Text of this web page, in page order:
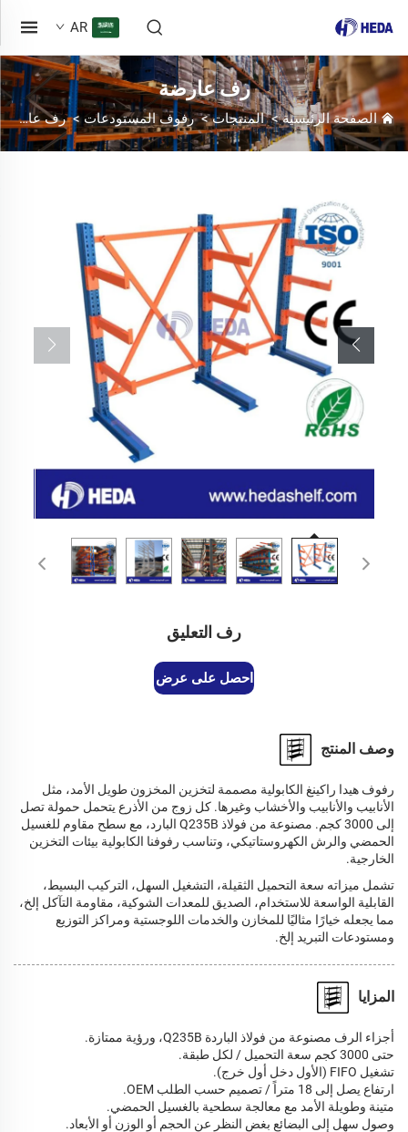
AR
رف عارضة
الصفحة الرئيسية>المنتجات>رفوف المستودعات >رف عارضة
رف التعليق
احصل على عرض أسعار
وصف المنتج
رفوف هيدا راكينغ الكابولية مصممة لتخزين المخزون طويل الأمد، مثل
الأنابيب والأنابيب والأخشاب وغيرها. كل زوج من الأذرع يتحمل حمولة تصل
إلى 3000 كجم. مصنوعة من فولاذ Q235B البارد، مع سطح مقاوم للغسيل
الحمضي والرش الكهروستاتيكي، وتناسب رفوفنا الكابولية بيئات التخزين
الخارجية.
تشمل ميزاته سعة التحميل الثقيلة، التشغيل السهل، التركيب البسيط،
القابلية الواسعة للاستخدام، الصديق للمعدات الشوكية، مقاومة التآكل إلخ،
مما يجعله خيارًا مثاليًا للمخازن والخدمات اللوجستية ومراكز التوزيع
ومستودعات التبريد إلخ.
المزايا
أجزاء الرف مصنوعة من فولاذ الباردة Q235B، ورؤية ممتازة.
حتى 3000 كجم سعة التحميل / لكل طبقة.
تشغيل FIFO (الأول دخل أول خرج).
ارتفاع يصل إلى 18 متراً / تصميم حسب الطلب OEM.
متينة وطويلة الأمد مع معالجة سطحية بالغسيل الحمضي.
وصول سهل إلى البضائع بغض النظر عن الحجم أو الوزن أو الأبعاد.